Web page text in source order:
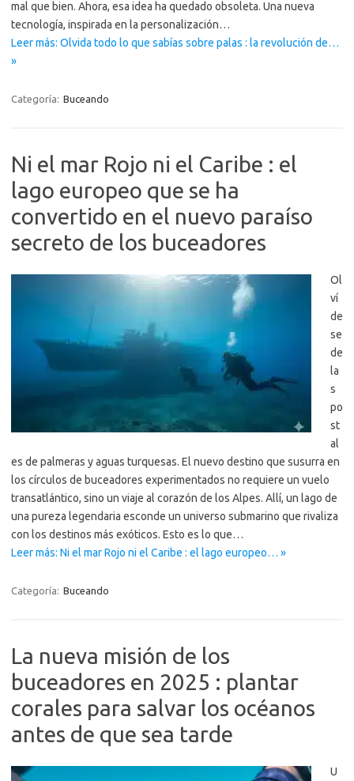
mal que bien. Ahora, esa idea ha quedado obsoleta. Una nueva
tecnología, inspirada en la personalización…
Leer más: Olvida todo lo que sabías sobre palas : la revolución de…
»
Categoría: Buceando
Ni el mar Rojo ni el Caribe : el
lago europeo que se ha
convertido en el nuevo paraíso
secreto de los buceadores
Ol
ví
de
se
de
la
s
po
st
al
es de palmeras y aguas turquesas. El nuevo destino que susurra en
los círculos de buceadores experimentados no requiere un vuelo
transatlántico, sino un viaje al corazón de los Alpes. Allí, un lago de
una pureza legendaria esconde un universo submarino que rivaliza
con los destinos más exóticos. Esto es lo que…
Leer más: Ni el mar Rojo ni el Caribe : el lago europeo… »
Categoría: Buceando
La nueva misión de los
buceadores en 2025 : plantar
corales para salvar los océanos
antes de que sea tarde
U